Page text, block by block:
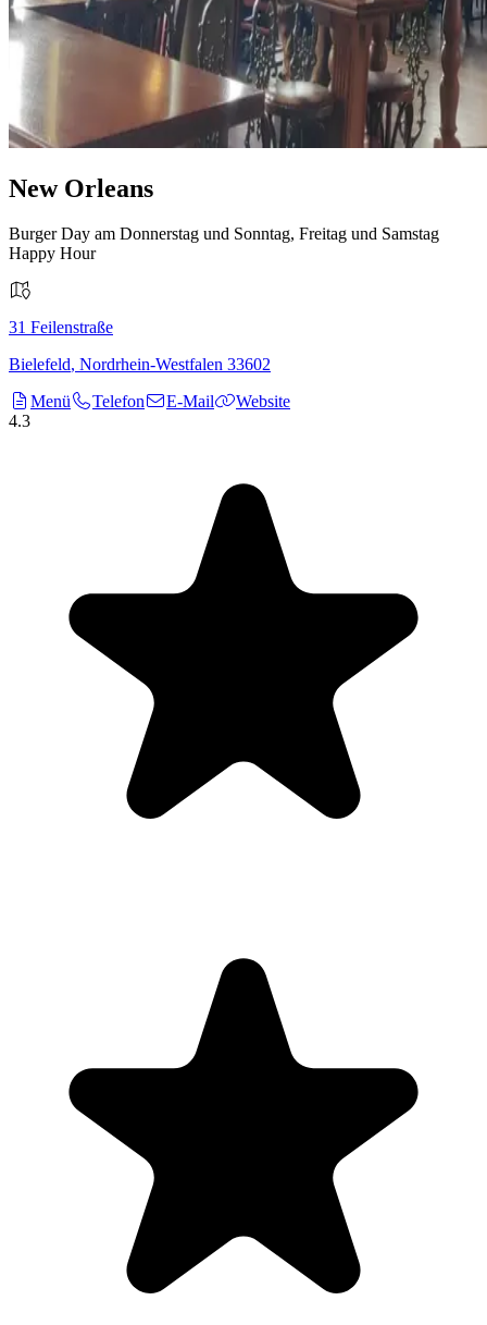
New Orleans
Burger Day am Donnerstag und Sonntag, Freitag und Samstag
Happy Hour
31 Feilenstraße
Bielefeld, Nordrhein-Westfalen 33602
Menü
Telefon E-Mail
Website
4.3